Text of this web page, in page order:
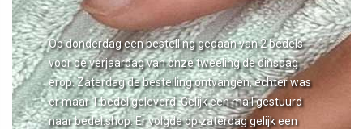
Op donderdag een bestelling gedaan van 2 bedels
voor de verjaardag van onze tweeling de dinsdag
erop. Zaterdag de bestelling ontvangen, echter was
er maar 1 bedel geleverd. Gelijk een mail gestuurd
naar bedel.shop. Er volgde op zaterdag gelijk een